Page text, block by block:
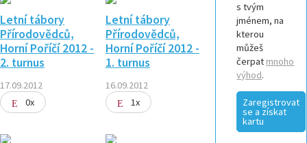
Letní tábory
Přírodovědců,
Horní Poříčí 2012 -
2. turnus
17.09.2012
0x
Letní tábory
Přírodovědců,
Horní Poříčí 2012 -
1. turnus
16.09.2012
1x
s tvým
jménem, na
kterou
můžeš
čerpat mnoho
výhod.
Zaregistrovat
se a získat
kartu